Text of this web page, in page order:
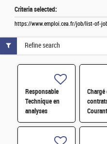
Criteria selected:
https://www.emploi.cea.fr/job/list-of-
Responsable
Technique en
analyses
radiologiques
Chargé
Faibles
Refine search